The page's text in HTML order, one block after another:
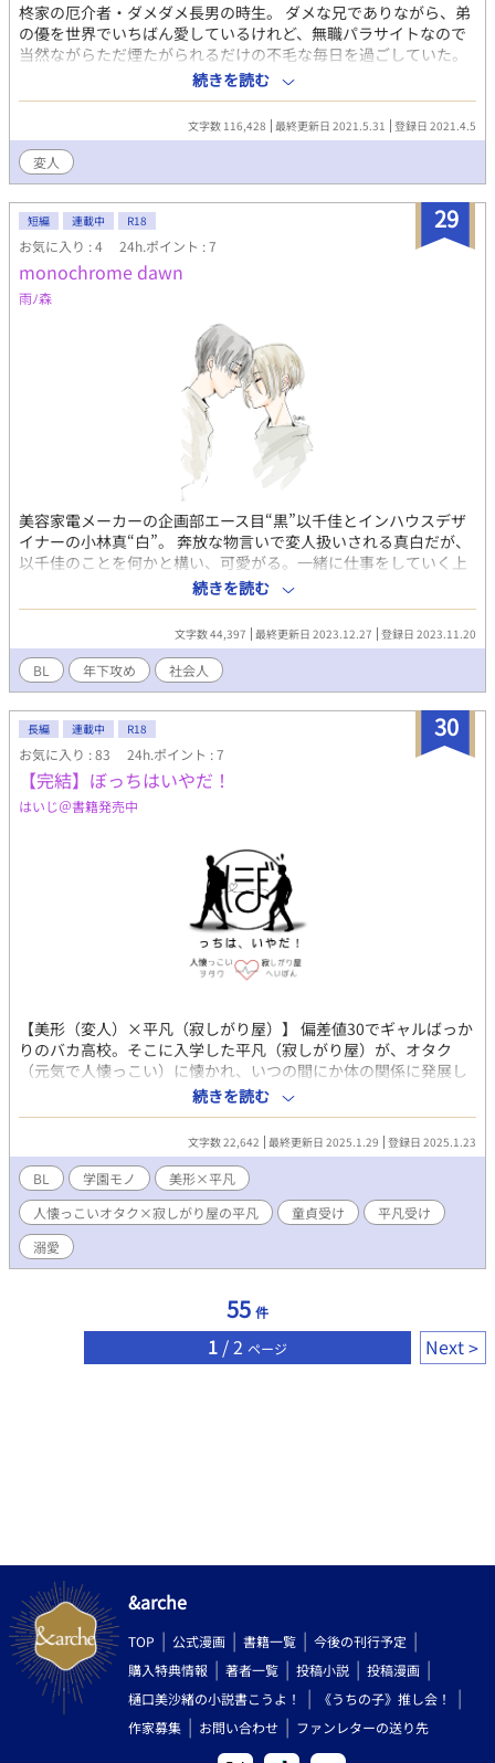
柊家の厄介者・ダメダメ長男の時生。 ダメな兄でありながら、弟
の優を世界でいちばん愛しているけれど、無職パラサイトなので
当然ながらただ煙たがられるだけの不毛な毎日を過ごしていた。
しかし優の計らいにより運良く家事代行の仕事にありつき、不本
意ながらも自立のために依頼主・灰枝家のお手伝いさんとなる。
しかし灰枝は時生に対してある気持ちを秘めており…。
続きを読む
文字数 116,428 最終更新日 2021.5.31 登録日 2021.4.5
変人
29
短編 連載中 R18
お気に入り : 4 24h.ポイント : 7
monochrome dawn
雨ﾉ森
美容家電メーカーの企画部エース目“黒”以千佳とインハウスデザ
イナーの小林真“白”。 奔放な物言いで変人扱いされる真白だが、
以千佳のことを何かと構い、可愛がる。一緒に仕事をしていく上
で真白の繊細な部分に惹かれていく。その頃以千佳は恋人アユム
と長い倦怠期の末、別れ話が持ち上がる。
続きを読む
文字数 44,397 最終更新日 2023.12.27 登録日 2023.11.20
BL 年下攻め 社会人
30
長編 連載中 R18
お気に入り : 83 24h.ポイント : 7
【完結】ぼっちはいやだ！
はいじ＠書籍発売中
【美形（変人）×平凡（寂しがり屋）】 偏差値30でギャルばっか
りのバカ高校。そこに入学した平凡（寂しがり屋）が、オタク
（元気で人懐っこい）に懐かれ、いつの間にか体の関係に発展し
ちゃう話。 人懐っこいオタク（攻め）は、最初冴えない感じです
が、のちにクラスメイトのギャル達によって劇的ビフォーアフタ
ー気味に大変身します。 それを見て焦る平凡……ですが、総じて
二人が仲良しな感じ。 ※ギャルの女の子も出てきます。 −−−−−−−
1日で短編を1作品書き上げよう企画の作品です……と、なんかの
公式企画みたい言うてますが、私個人のボッチ企画遊びです。
続きを読む
文字数 22,642 最終更新日 2025.1.29 登録日 2025.1.23
BL 学園モノ
美形×平凡
人懐っこいオタク×寂しがり屋の平凡
童貞受け
平凡受け
溺愛
55 件
1 / 2 ページ Next
&arche
TOP 公式漫画 書籍一覧
今後の刊行予定
購入特典情報
著者一覧 投稿小説
投稿漫画
樋口美沙緒の小説書こうよ！
《うちの子》推し会！
作家募集
お問い合わせ ファンレターの送り先